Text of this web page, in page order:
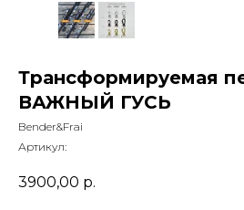
Трансформируемая
ВАЖНЫЙ ГУСЬ
Bender&Frai
Артикул:
3900,00 р.